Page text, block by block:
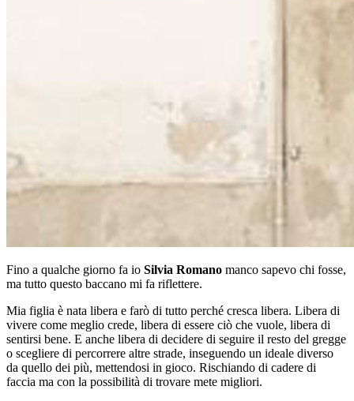
Fino a qualche giorno fa io Silvia Romano manco sapevo chi fosse,
ma tutto questo baccano mi fa riflettere.
Mia figlia è nata libera e farò di tutto perché cresca libera. Libera di
vivere come meglio crede, libera di essere ciò che vuole, libera di
sentirsi bene. E anche libera di decidere di seguire il resto del gregge
o scegliere di percorrere altre strade, inseguendo un ideale diverso
da quello dei più, mettendosi in gioco. Rischiando di cadere di
faccia ma con la possibilità di trovare mete migliori.